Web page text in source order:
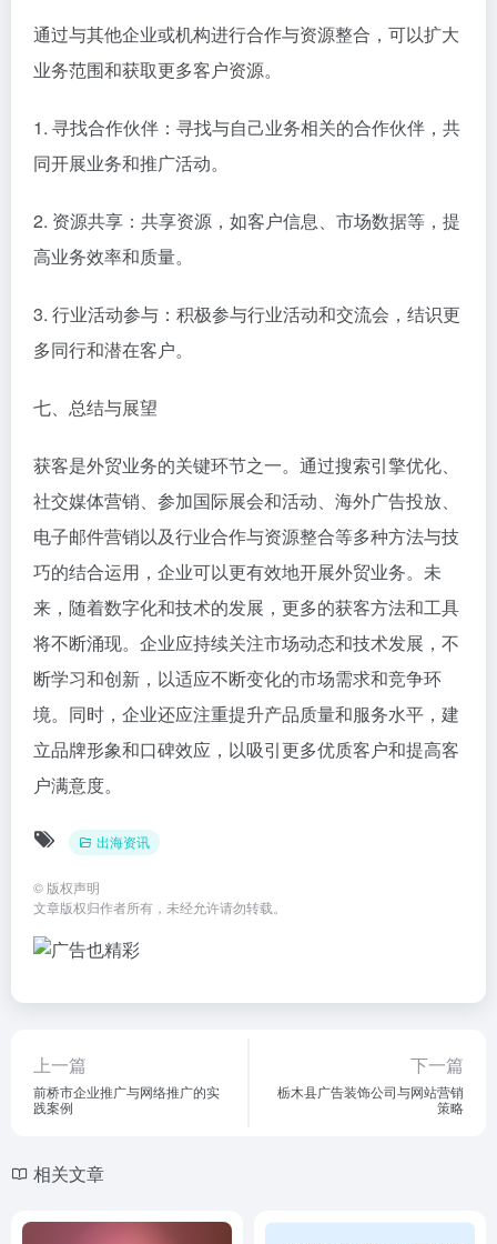
通过与其他企业或机构进行合作与资源整合，可以扩大
业务范围和获取更多客户资源。
1. 寻找合作伙伴：寻找与自己业务相关的合作伙伴，共
同开展业务和推广活动。
2. 资源共享：共享资源，如客户信息、市场数据等，提
高业务效率和质量。
3. 行业活动参与：积极参与行业活动和交流会，结识更
多同行和潜在客户。
七、总结与展望
获客是外贸业务的关键环节之一。通过搜索引擎优化、
社交媒体营销、参加国际展会和活动、海外广告投放、
电子邮件营销以及行业合作与资源整合等多种方法与技
巧的结合运用，企业可以更有效地开展外贸业务。未
来，随着数字化和技术的发展，更多的获客方法和工具
将不断涌现。企业应持续关注市场动态和技术发展，不
断学习和创新，以适应不断变化的市场需求和竞争环
境。同时，企业还应注重提升产品质量和服务水平，建
立品牌形象和口碑效应，以吸引更多优质客户和提高客
户满意度。
出海资讯
© 版权声明
文章版权归作者所有，未经允许请勿转载。
上一篇
前桥市企业推广与网络推广的实
践案例
下一篇
栃木县广告装饰公司与网站营销
策略
相关文章